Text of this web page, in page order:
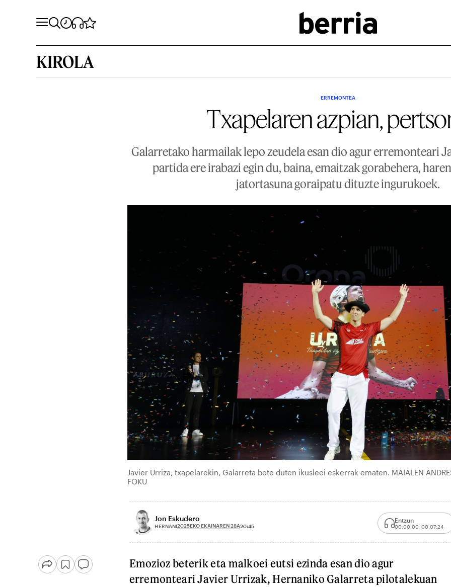
KIROLA
ERREMONTEA
Txapelaren azpian,
Galarretako harmailak lepo zeudela esan dio agur erremonteari
partida ere irabazi egin du, baina, emaitzak gorabehera,
jatortasuna goraipatu dituzte ingurukoek.
Javier Urriza, txapelarekin, Galarreta bete duten ikusleei eskerrak ematen. MAIALEN
FOKU
Jon Eskudero
HERNANI2025EKO EKAINAREN 28A20:45
Entzun
00:00:00 00:07:24
Emozioz beterik eta malkoei eutsi ezinda esan dio agur
erremonteari Javier Urrizak, Hernaniko Galarreta pilotalekuan